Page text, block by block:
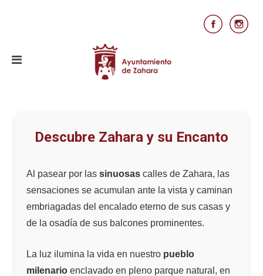
Descubre Zahara y su Encanto
Al pasear por las sinuosas calles de Zahara, las
sensaciones se acumulan ante la vista y caminan
embriagadas del encalado eterno de sus casas y
de la osadía de sus balcones prominentes.
La luz ilumina la vida en nuestro pueblo
milenario enclavado en pleno parque natural, en